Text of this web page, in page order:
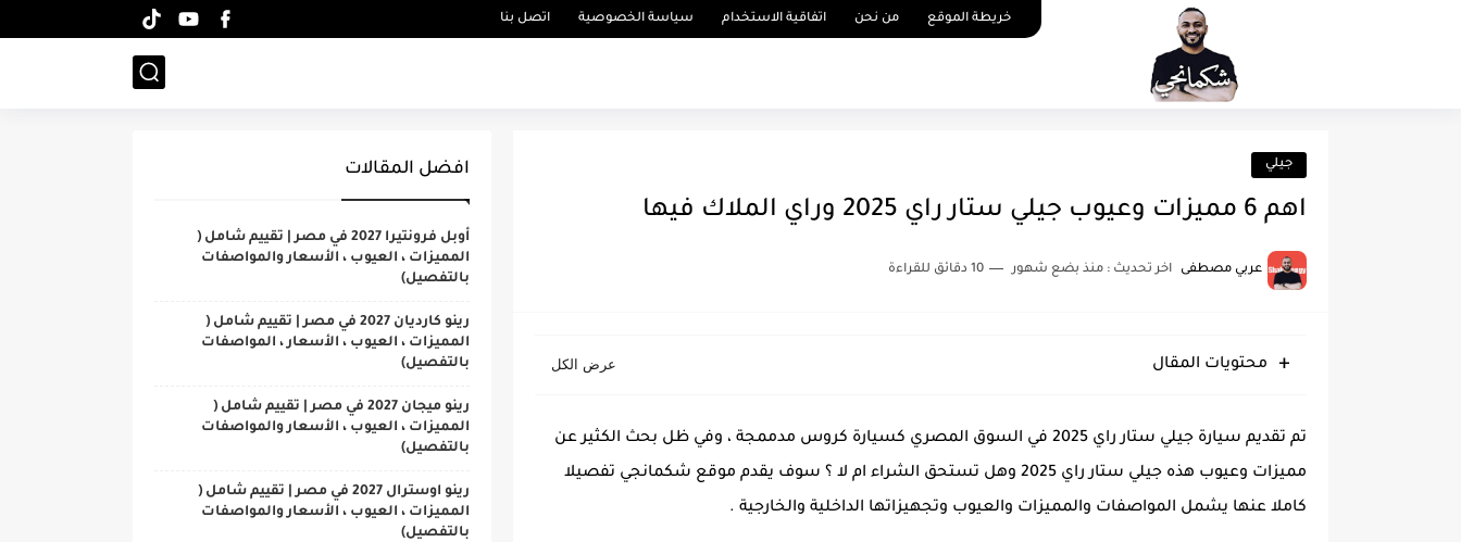
خريطة الموقع من نحن اتفاقية الاستخدام سياسة الخصوصية اتصل بنا
جيلي
اهم 6 مميزات وعيوب جيلي ستار راي 2025 وراي الملاك فيها
عربي مصطفى اخر تحديث : منذ بضع شهور 10 دقائق للقراءة
محتويات المقال
تم تقديم سيارة جيلي ستار راي 2025 في السوق المصري كسيارة كروس مدممجة ، وفي ظل بحث الكثير عن
مميزات وعيوب هذه جيلي ستار راي 2025 وهل تستحق الشراء ام لا ؟ سوف يقدم موقع شكمانجي تفصيلا
كاملا عنها يشمل المواصفات والمميزات والعيوب وتجهيزاتها الداخلية والخارجية .
افضل المقالات
أوبل فرونتيرا 2027 في مصر | تقييم شامل (
المميزات ، العيوب ، الأسعار والمواصفات
بالتفصيل)
رينو كارديان 2027 في مصر | تقييم شامل (
المميزات ، العيوب ، الأسعار ، المواصفات
بالتفصيل)
رينو ميجان 2027 في مصر | تقييم شامل (
المميزات ، العيوب ، الأسعار والمواصفات
بالتفصيل)
رينو اوسترال 2027 في مصر | تقييم شامل (
المميزات ، العيوب ، الأسعار والمواصفات
بالتفصيل)